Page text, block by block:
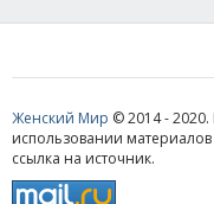
Женский Мир © 2014 -
использовании
ссылка на источник.